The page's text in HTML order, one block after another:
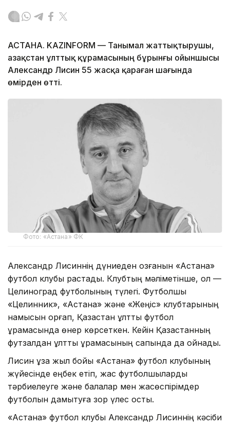
АСТАНА. KAZINFORM — Танымал жаттықтырушы,
Қазақстан ұлттық құрамасының бұрынғы ойыншысы
Александр Лисин 55 жасқа қараған шағында
өмірден өтті.
Фото: «Астана» ФК
Александр Лисиннің дүниеден озғанын «Астана»
футбол клубы растады. Клубтың мәліметінше, ол —
Целиноград футболының түлегі. Футболшы
«Целинник», «Астана» және «Жеңіс» клубтарының
намысын қорғап, Қазақстан ұлттық футбол
құрамасында өнер көрсеткен. Кейін Қазақстанның
футзалдан ұлттық құрамасының сапында да ойнады.
Лисин ұзақ жыл бойы «Астана» футбол клубының
жүйесінде еңбек етіп, жас футболшыларды
тәрбиелеуге және балалар мен жасөспірімдер
футболын дамытуға зор үлес қосты.
«Астана» футбол клубы Александр Лисиннің кәсіби